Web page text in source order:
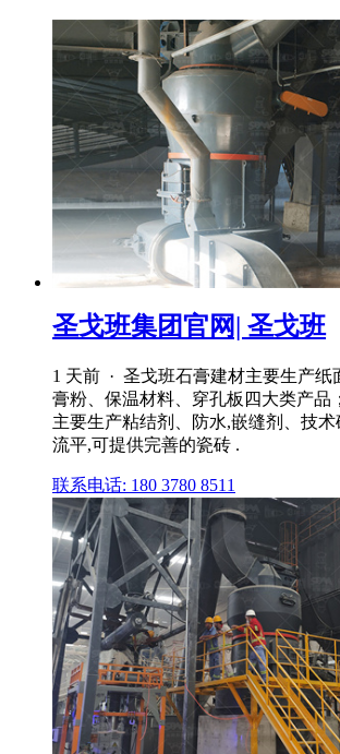
圣戈班集团官网| 圣戈班
1 天前 · 圣戈班石膏建材主要生产纸
膏粉、保温材料、穿孔板四大类产品
主要生产粘结剂、防水,嵌缝剂、技
流平,可提供完善的瓷砖 .
联系电话: 180 3780 8511